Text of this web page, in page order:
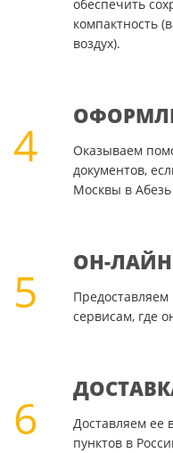
обеспечить
компактность
воздух).
4
Оказываем
документов,
Москвы в Абезь
5
ОН-
сервисам, где
6
Доставляем ее
пунктов в